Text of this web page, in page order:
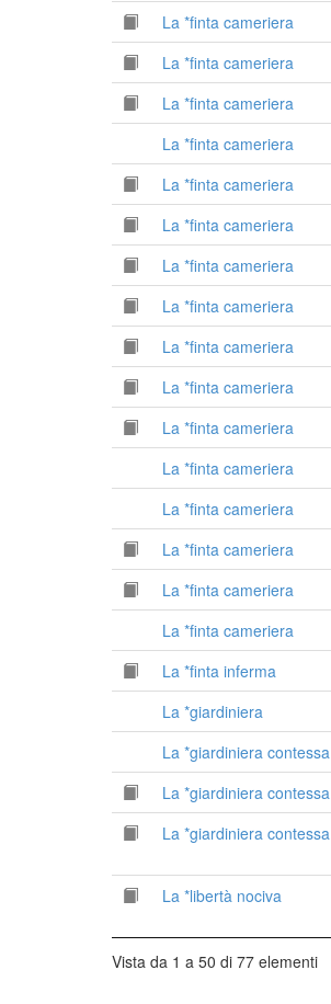
La *finta cameriera
La *finta cameriera
La *finta cameriera
La *finta cameriera
La *finta cameriera
La *finta cameriera
La *finta cameriera
La *finta cameriera
La *finta cameriera
La *finta cameriera
La *finta cameriera
La *finta cameriera
La *finta cameriera
La *finta cameriera
La *finta cameriera
La *finta cameriera
La *finta inferma
La *giardiniera
La *giardiniera contessa
La *giardiniera contessa
La *giardiniera contessa
La *libertà nociva
Vista da 1 a 50 di 77 elementi